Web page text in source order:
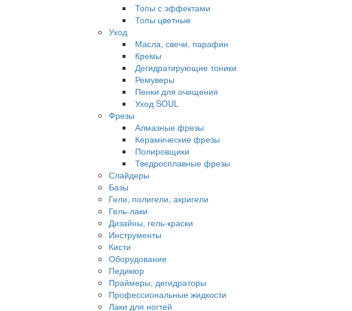
Топы с эффектами
Топы цветные
Уход
Масла, свечи, парафин
Кремы
Дегидратирующие тоники
Ремуверы
Пенки для очищения
Уход SOUL
Фрезы
Алмазные фрезы
Керамические фрезы
Полировщики
Тведросплавные фрезы
Слайдеры
Базы
Гели, полигели, акригели
Гель-лаки
Дизайны, гель-краски
Инструменты
Кисти
Оборудование
Педикюр
Праймеры, дегидраторы
Профессиональные жидкости
Лаки для ногтей